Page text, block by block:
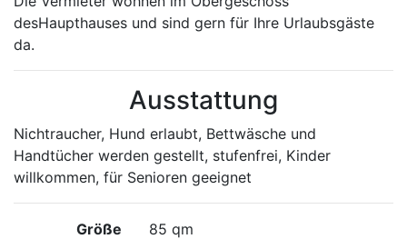
desHaupthauses und sind gern für Ihre Urlaubsgäste
da.
Ausstattung
Nichtraucher, Hund erlaubt, Bettwäsche und
Handtücher werden gestellt, stufenfrei, Kinder
willkommen, für Senioren geeignet
Größe
85 qm